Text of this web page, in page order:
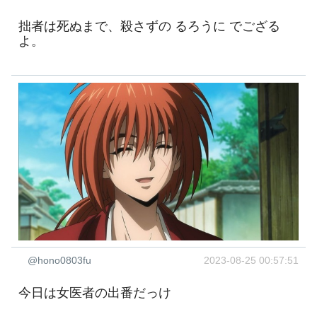
拙者は死ぬまで、殺さずの るろうに でござる
よ。
@hono0803fu 2023-08-25 00:57:51
今日は女医者の出番だっけ